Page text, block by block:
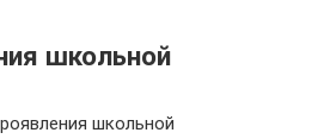
школьной
школьной